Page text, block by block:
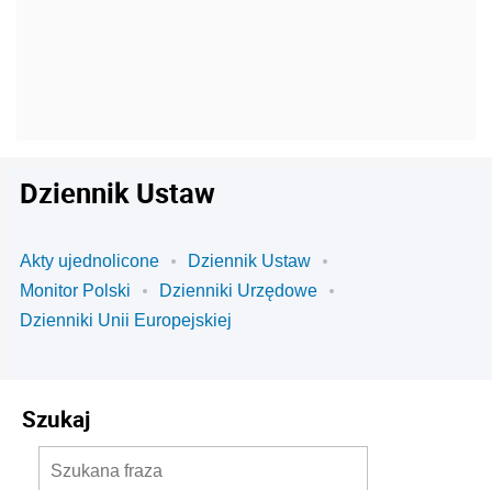
Dziennik Ustaw
Akty ujednolicone
Dziennik Ustaw
Monitor Polski
Dzienniki Urzędowe
Dzienniki Unii Europejskiej
Szukaj